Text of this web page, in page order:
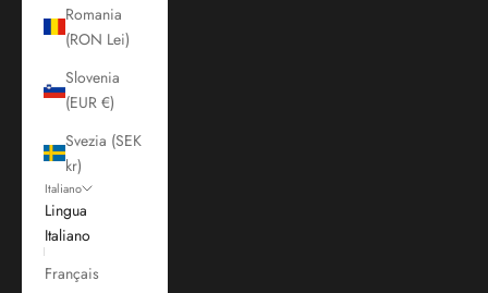
Romania
(RON Lei)
Slovenia
(EUR €)
Svezia (SEK
kr)
Italiano
Lingua
Italiano
Français